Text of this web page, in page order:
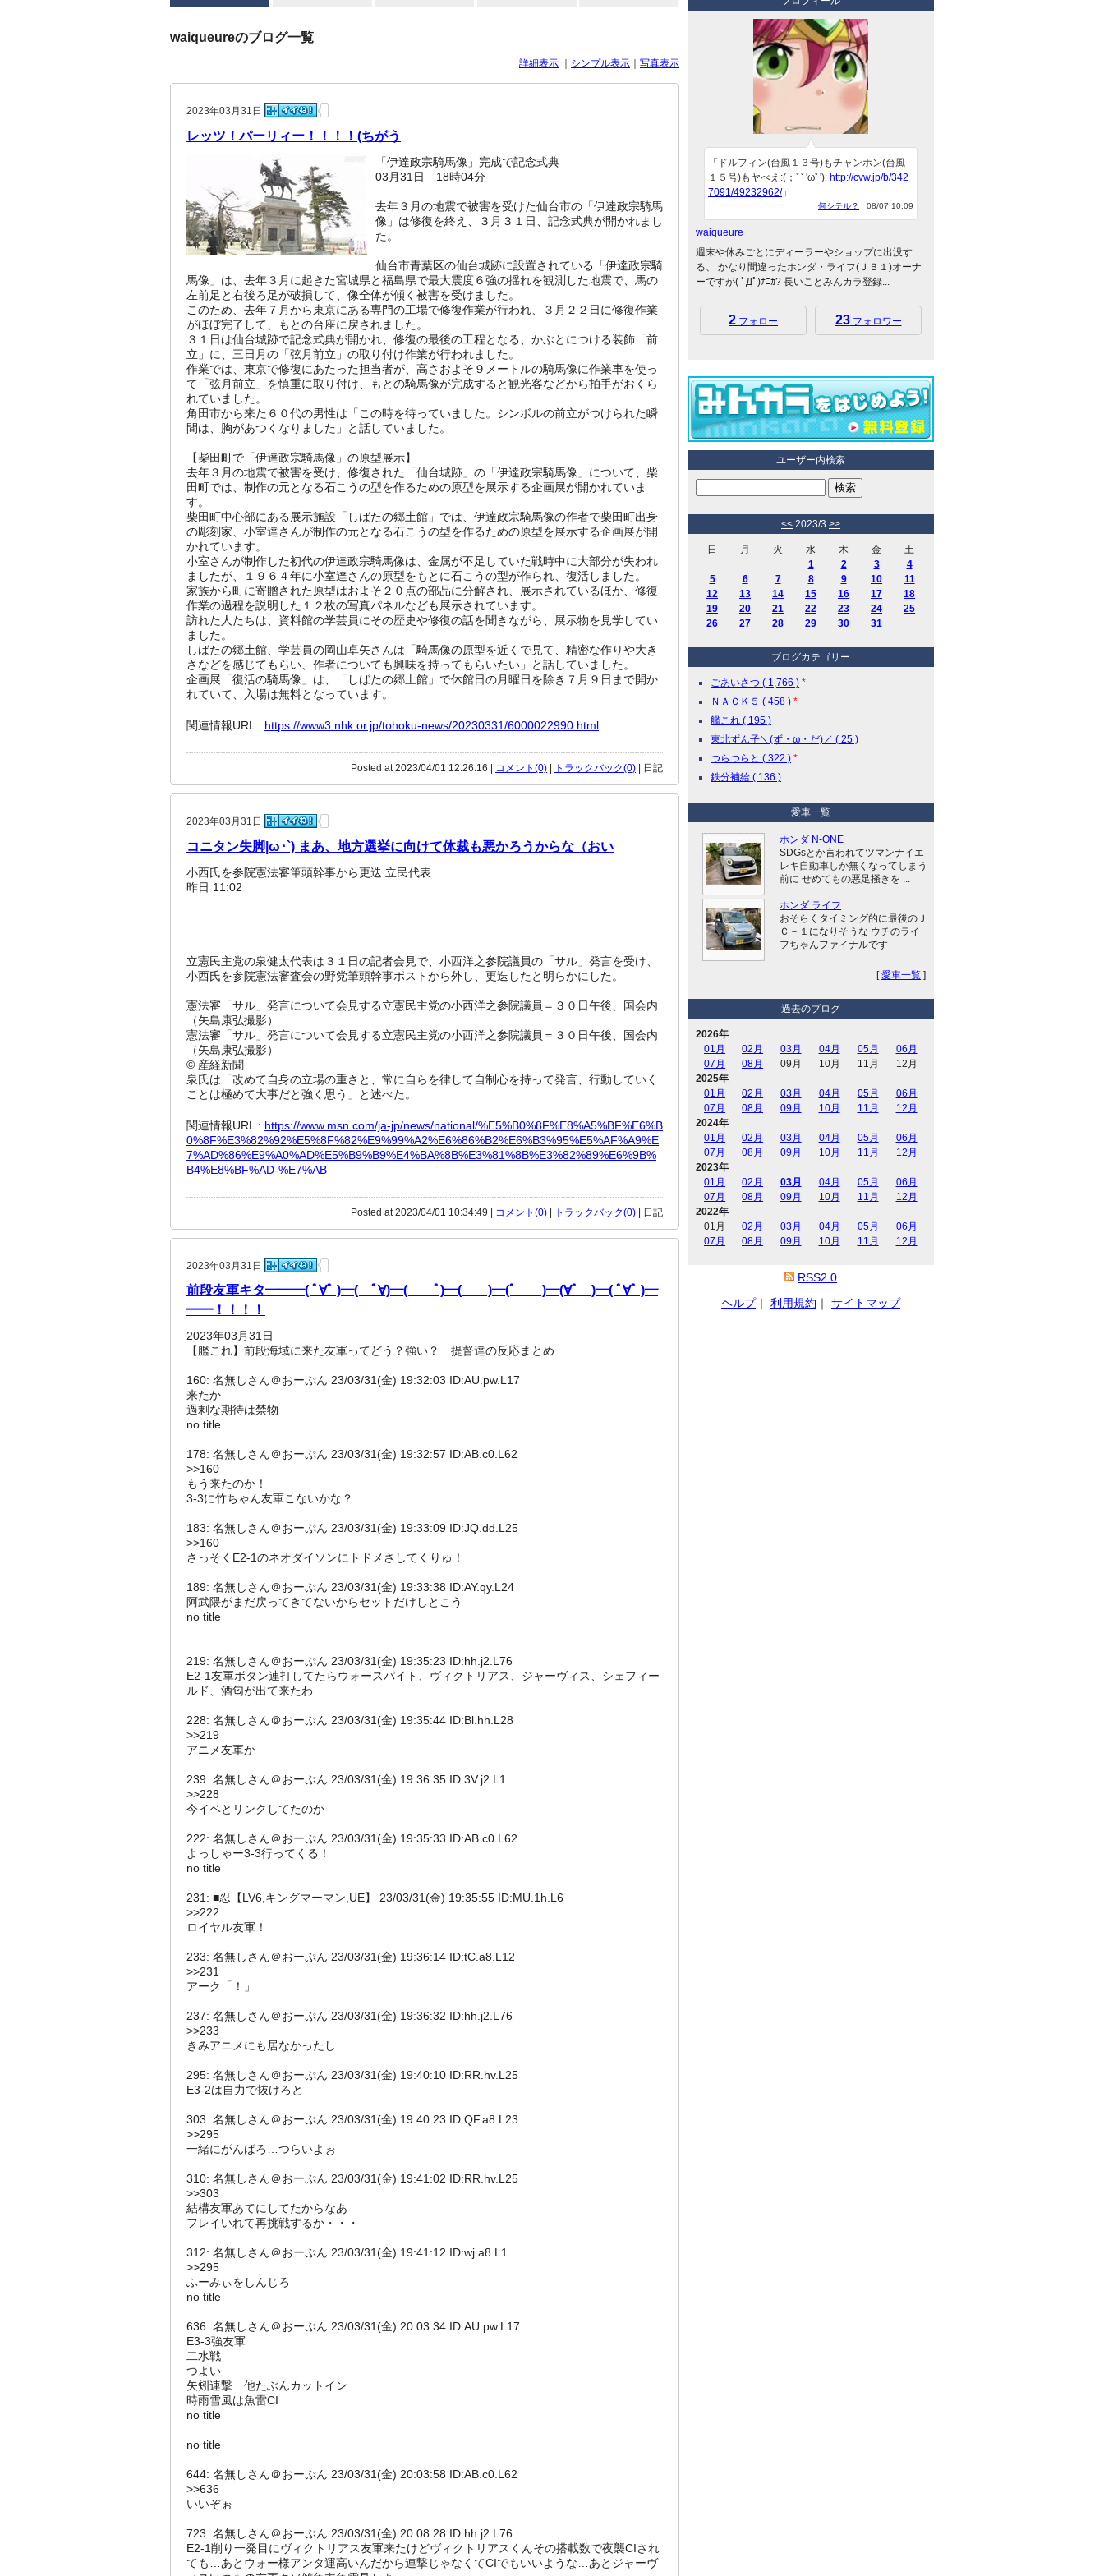
waiqueureのブログ一覧
詳細表示 シンプル表示 写真表示
2023年03月31日
レッツ！パーリィー！！！！(ちがう
「伊達政宗騎馬像」完成で記念式典
03月31日 18時04分
去年３月の地震で被害を受けた仙台市の「伊達政宗騎馬
像」は修復を終え、３月３１日、記念式典が開かれまし
た。
仙台市青葉区の仙台城跡に設置されている「伊達政宗騎
馬像」は、去年３月に起きた宮城県と福島県で最大震度６強の揺れを観測した地震で、馬の
左前足と右後ろ足が破損して、像全体が傾く被害を受けました。
このため、去年７月から東京にある専門の工場で修復作業が行われ、３月２２日に修復作業
がほぼ完了して、もとの台座に戻されました。
３１日は仙台城跡で記念式典が開かれ、修復の最後の工程となる、かぶとにつける装飾「前
立」に、三日月の「弦月前立」の取り付け作業が行われました。
作業では、東京で修復にあたった担当者が、高さおよそ９メートルの騎馬像に作業車を使っ
て「弦月前立」を慎重に取り付け、もとの騎馬像が完成すると観光客などから拍手がおくら
れていました。
角田市から来た６０代の男性は「この時を待っていました。シンボルの前立がつけられた瞬
間は、胸があつくなりました」と話していました。
【柴田町で「伊達政宗騎馬像」の原型展示】
去年３月の地震で被害を受け、修復された「仙台城跡」の「伊達政宗騎馬像」について、柴
田町では、制作の元となる石こうの型を作るための原型を展示する企画展が開かれていま
す。
柴田町中心部にある展示施設「しばたの郷土館」では、伊達政宗騎馬像の作者で柴田町出身
の彫刻家、小室達さんが制作の元となる石こうの型を作るための原型を展示する企画展が開
かれています。
小室さんが制作した初代の伊達政宗騎馬像は、金属が不足していた戦時中に大部分が失われ
ましたが、１９６４年に小室達さんの原型をもとに石こうの型が作られ、復活しました。
家族から町に寄贈された原型はおよそ２０点の部品に分解され、展示されているほか、修復
作業の過程を説明した１２枚の写真パネルなども展示されています。
訪れた人たちは、資料館の学芸員にその歴史や修復の話を聞きながら、展示物を見学してい
ました。
しばたの郷土館、学芸員の岡山卓矢さんは「騎馬像の原型を近くで見て、精密な作りや大き
さなどを感じてもらい、作者についても興味を持ってもらいたい」と話していました。
企画展「復活の騎馬像」は、「しばたの郷土館」で休館日の月曜日を除き７月９日まで開か
れていて、入場は無料となっています。
関連情報URL : https://www3.nhk.or.jp/tohoku-news/20230331/6000022990.html
Posted at 2023/04/01 12:26:16 | コメント(0) | トラックバック(0) | 日記
2023年03月31日
コニタン失脚|ω･`) まあ、地方選挙に向けて体裁も悪かろうからな（おい
小西氏を参院憲法審筆頭幹事から更迭 立民代表
昨日 11:02
立憲民主党の泉健太代表は３１日の記者会見で、小西洋之参院議員の「サル」発言を受け、
小西氏を参院憲法審査会の野党筆頭幹事ポストから外し、更迭したと明らかにした。
憲法審「サル」発言について会見する立憲民主党の小西洋之参院議員＝３０日午後、国会内
（矢島康弘撮影）
憲法審「サル」発言について会見する立憲民主党の小西洋之参院議員＝３０日午後、国会内
（矢島康弘撮影）
© 産経新聞
泉氏は「改めて自身の立場の重さと、常に自らを律して自制心を持って発言、行動していく
ことは極めて大事だと強く思う」と述べた。
関連情報URL : https://www.msn.com/ja-jp/news/national/%E5%B0%8F%E8%A5%BF%E6%B
0%8F%E3%82%92%E5%8F%82%E9%99%A2%E6%86%B2%E6%B3%95%E5%AF%A9%E
7%AD%86%E9%A0%AD%E5%B9%B9%E4%BA%8B%E3%81%8B%E3%82%89%E6%9B%
B4%E8%BF%AD-%E7%AB
Posted at 2023/04/01 10:34:49 | コメント(0) | トラックバック(0) | 日記
2023年03月31日
前段友軍キタ━━━( ﾟ∀ﾟ )━( ﾟ∀)━( ﾟ)━( )━(ﾟ )━(∀ﾟ )━( ﾟ∀ﾟ )━
━━！！！！
2023年03月31日
【艦これ】前段海域に来た友軍ってどう？強い？ 提督達の反応まとめ
160: 名無しさん＠おーぷん 23/03/31(金) 19:32:03 ID:AU.pw.L17
来たか
過剰な期待は禁物
no title
178: 名無しさん＠おーぷん 23/03/31(金) 19:32:57 ID:AB.c0.L62
>>160
もう来たのか！
3-3に竹ちゃん友軍こないかな？
183: 名無しさん＠おーぷん 23/03/31(金) 19:33:09 ID:JQ.dd.L25
>>160
さっそくE2-1のネオダイソンにトドメさしてくりゅ！
189: 名無しさん＠おーぷん 23/03/31(金) 19:33:38 ID:AY.qy.L24
阿武隈がまだ戻ってきてないからセットだけしとこう
no title
219: 名無しさん＠おーぷん 23/03/31(金) 19:35:23 ID:hh.j2.L76
E2-1友軍ボタン連打してたらウォースパイト、ヴィクトリアス、ジャーヴィス、シェフィー
ルド、酒匂が出て来たわ
228: 名無しさん＠おーぷん 23/03/31(金) 19:35:44 ID:Bl.hh.L28
>>219
アニメ友軍か
239: 名無しさん＠おーぷん 23/03/31(金) 19:36:35 ID:3V.j2.L1
>>228
今イベとリンクしてたのか
222: 名無しさん＠おーぷん 23/03/31(金) 19:35:33 ID:AB.c0.L62
よっしゃー3-3行ってくる！
no title
231: ■忍【LV6,キングマーマン,UE】 23/03/31(金) 19:35:55 ID:MU.1h.L6
>>222
ロイヤル友軍！
233: 名無しさん＠おーぷん 23/03/31(金) 19:36:14 ID:tC.a8.L12
>>231
アーク「！」
237: 名無しさん＠おーぷん 23/03/31(金) 19:36:32 ID:hh.j2.L76
>>233
きみアニメにも居なかったし…
295: 名無しさん＠おーぷん 23/03/31(金) 19:40:10 ID:RR.hv.L25
E3-2は自力で抜けろと
303: 名無しさん＠おーぷん 23/03/31(金) 19:40:23 ID:QF.a8.L23
>>295
一緒にがんばろ…つらいよぉ
310: 名無しさん＠おーぷん 23/03/31(金) 19:41:02 ID:RR.hv.L25
>>303
結構友軍あてにしてたからなあ
フレイいれて再挑戦するか・・・
312: 名無しさん＠おーぷん 23/03/31(金) 19:41:12 ID:wj.a8.L1
>>295
ふーみぃをしんじろ
no title
636: 名無しさん＠おーぷん 23/03/31(金) 20:03:34 ID:AU.pw.L17
E3-3強友軍
二水戦
つよい
矢矧連撃 他たぶんカットイン
時雨雪風は魚雷CI
no title
no title
644: 名無しさん＠おーぷん 23/03/31(金) 20:03:58 ID:AB.c0.L62
>>636
いいぞぉ
723: 名無しさん＠おーぷん 23/03/31(金) 20:08:28 ID:hh.j2.L76
E2-1削り一発目にヴィクトリアス友軍来たけどヴィクトリアスくんその搭載数で夜襲CIされ
ても…あとウォー様アンタ運高いんだから連撃じゃなくてCIでもいいような…あとジャーヴ
「ドルフィン(台風１３号)もチャンホン(台風
１５号)もヤべえ:(；ﾞﾟ'ωﾟ'): http://cvw.jp/b/342
7091/49232962/」
何シテル？ 08/07 10:09
waiqueure
週末や休みごとにディーラーやショップに出没す
る、 かなり間違ったホンダ・ライフ(ＪＢ１)オーナ
ーですが( ﾟДﾟ)ﾅﾆｶ? 長いことみんカラ登録...
2 フォロー 23フォロワー
ユーザー内検索
<< 2023/3 >>
日 月 火 水 木 金
土
1
2 3
4
5
6 7 8 9 10
11
12
13 14 15 16 17
18
19
20 21 22 23 24
25
26
27 28 29 30 31
ブログカテゴリー
ごあいさつ ( 1,766 ) *
ＮＡＣＫ５ ( 458 ) *
艦これ ( 195 )
東北ずん子＼(ず・ω・だ)／ ( 25 )
つらつらと ( 322 ) *
鉄分補給 ( 136 )
愛車一覧
ホンダ N-ONE
SDGsとか言われてツマンナイエ
レキ自動車しか無くなってしまう
前に せめてもの悪足掻きを ...
ホンダ ライフ
おそらくタイミング的に最後のＪ
Ｃ－１になりそうな ウチのライ
フちゃんファイナルです
[愛車一覧 ]
過去のブログ
2026年
01月
02月 03月 04月 05月
06月
07月
08月 09月 10月 11月
12月
2025年
01月
02月 03月 04月 05月
06月
07月
08月 09月 10月 11月
12月
2024年
01月
02月 03月 04月 05月
06月
07月
08月 09月 10月 11月
12月
2023年
01月
02月 03月 04月 05月
06月
07月
08月 09月 10月 11月
12月
2022年
01月
02月 03月 04月 05月
06月
07月
08月 09月 10月 11月 12月
RSS2.0
ヘルプ｜ 利用規約 ｜ サイトマップ